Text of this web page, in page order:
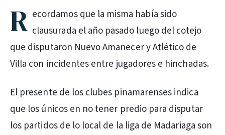
R ecordamos que la misma había sido
clausurada el año pasado luego del cotejo
que disputaron Nuevo Amanecer y Atlético de
Villa con incidentes entre jugadores e hinchadas.
El presente de los clubes pinamarenses indica
que los únicos en no tener predio para disputar
los partidos de lo local de la liga de Madariaga son